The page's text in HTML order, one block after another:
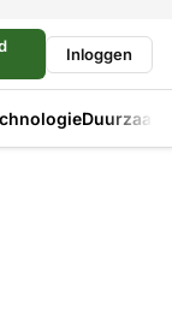
Inloggen